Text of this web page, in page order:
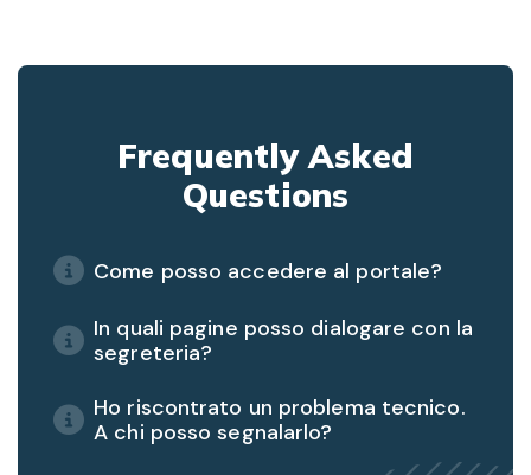
Frequently Asked
Questions
Come posso accedere al portale?
In quali pagine posso dialogare con la
segreteria?
Ho riscontrato un problema tecnico.
A chi posso segnalarlo?